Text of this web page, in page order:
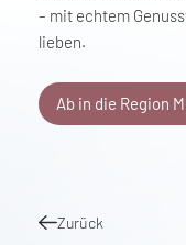
– mit echtem
lieben.
Ab in die Region
Zurück